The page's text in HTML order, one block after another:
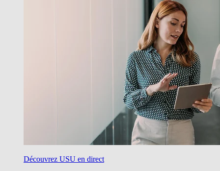
Découvrez USU en direct